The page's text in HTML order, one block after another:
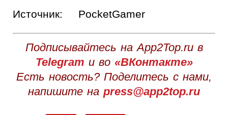
Источник: PocketGamer
Подписывайтесь на App2Top.ru в
Telegram и во «ВКонтакте»
Есть новость? Поделитесь с нами,
напишите на press@app2top.ru